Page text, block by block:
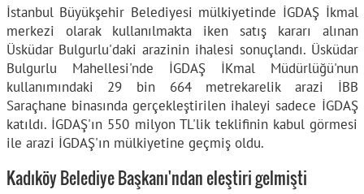
İstanbul Büyükşehir Belediyesi mülkiyetinde İGDAŞ İkmal
merkezi olarak kullanılmakta iken satış kararı alınan
Üsküdar Bulgurlu'daki arazinin ihalesi sonuçlandı. Üsküdar
Bulgurlu Mahellesi'nde İGDAŞ İKmal Müdürlüğü'nun
kullanımındaki 29 bin 664 metrekarelik arazi İBB
Saraçhane binasında gerçekleştirilen ihaleyi sadece İGDAŞ
katıldı. İGDAŞ'ın 550 milyon TL'lik teklifinin kabul görmesi
ile arazi İGDAŞ'ın mülkiyetine geçmiş oldu.
Kadıköy Belediye Başkanı'ndan eleştiri gelmişti